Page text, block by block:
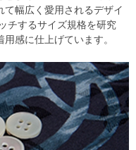
て幅広く愛用されるデザイ
チするサイズ規格を研究
感に仕上げています。